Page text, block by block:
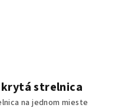
krytá strelnica
na jednom mieste